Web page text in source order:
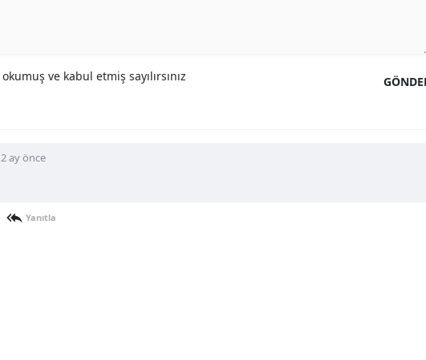
okumuş ve kabul etmiş sayılırsınız
2 ay önce
Yanıtla